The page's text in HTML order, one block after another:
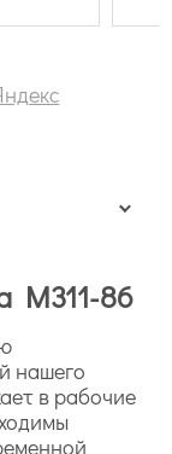
M311-86
нашего
в рабочие